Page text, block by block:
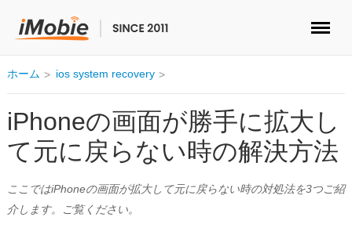
ロック解除&データ復元
データ転送
マルチメディア
便利ツール
ホーム ios system recovery
iPhoneの画面が勝手に拡大し
て元に戻らない時の解決方法
ここではiPhoneの画面が拡大して元に戻らない時の対処法を3つご紹
介します。ご覧ください。